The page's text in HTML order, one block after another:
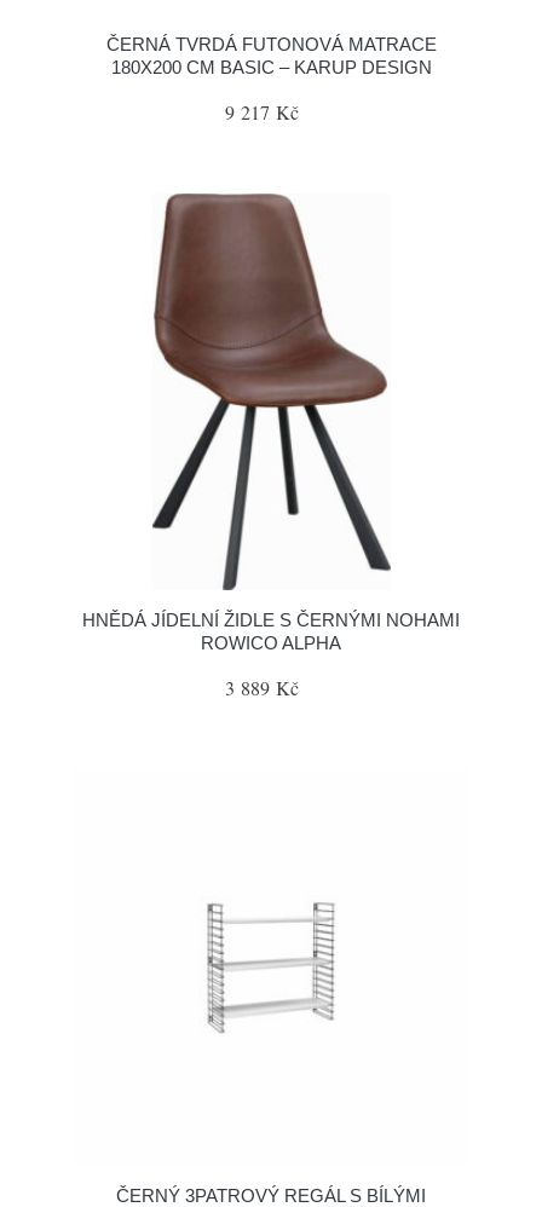
ČERNÁ TVRDÁ FUTONOVÁ MATRACE
180X200 CM BASIC – KARUP DESIGN
9 217 Kč
HNĚDÁ JÍDELNÍ ŽIDLE S ČERNÝMI NOHAMI
ROWICO ALPHA
3 889 Kč
ČERNÝ 3PATROVÝ REGÁL S BÍLÝMI